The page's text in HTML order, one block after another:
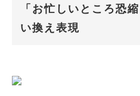
「お忙しいところ恐
い換え表現